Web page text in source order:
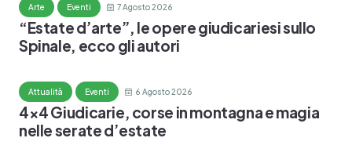
Arte Eventi 7 Agosto 2026
“Estate d’arte”, le opere giudicariesi sullo
Spinale, ecco gli autori
Attualità Eventi 6 Agosto 2026
4×4 Giudicarie, corse in montagna e magia
nelle serate d’estate